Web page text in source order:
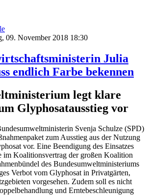
09. November 2018 18:30
Julia
endlich Farbe bekennen
legt klare
Glyphosatausstieg vor
Svenja Schulze (SPD)
zum Ausstieg aus der Nutzung
vor. Eine Beendigung des Einsatzes
im Koalitionsvertrag der großen Koalition
des Bundesumweltministeriums
Verbot vom Glyphosat in Privatgärten,
vorgesehen. Zudem soll es nicht
und Erntebeschleunigung